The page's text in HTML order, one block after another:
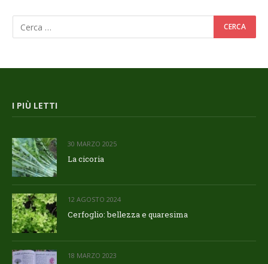
I PIÙ LETTI
30 MARZO 2025
La cicoria
12 AGOSTO 2024
Cerfoglio: bellezza e quaresima
18 MARZO 2023